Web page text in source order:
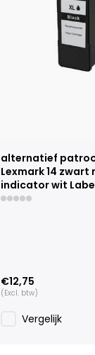
alternatief
Lexmark 14
indicator wit
€12,75
(Excl. btw)
Vergelijk